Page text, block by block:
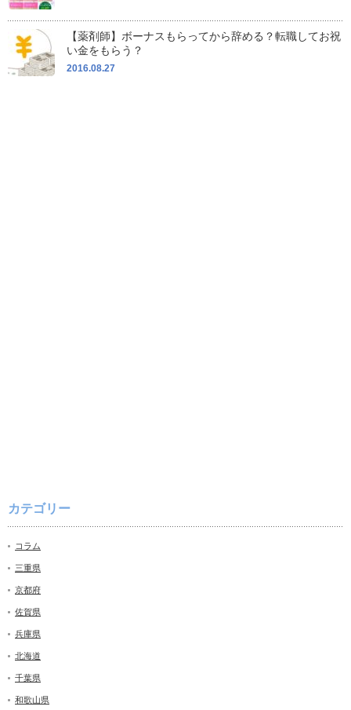
【薬剤師】ボーナスもらってから辞める？転職してお祝
い金をもらう？
2016.08.27
カテゴリー
コラム
三重県
京都府
佐賀県
兵庫県
北海道
千葉県
和歌山県